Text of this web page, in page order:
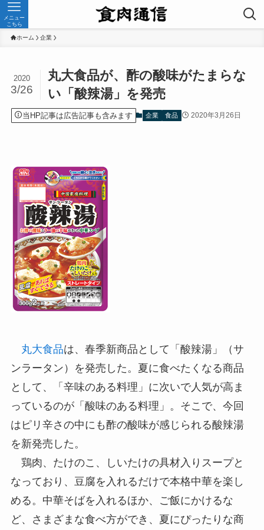
メニュー
こちら
ホーム 企業
丸大食品が、酢の酸味がたまらな
い「酸辣湯」を発売
2020
3/26
当HP記事は広告記事も含みます 企業 食品 2020年3月26日
丸大食品は、春季新商品として「酸辣湯」（サ
ンラータン）を発売した。夏に食べたくなる商品
として、「辛味のある料理」に次いで人気が高ま
っているのが「酸味のある料理」。そこで、今回
はピリ辛さの中にも酢の酸味が感じられる酸辣湯
を新発売した。
鶏肉、たけのこ、しいたけの具材入りスープと
なっており、豆腐を入れるだけで本格中華を楽し
める。中華そばを入れるほか、ご飯にかけるな
ど、さまざまな食べ方ができ、夏にぴったりな商